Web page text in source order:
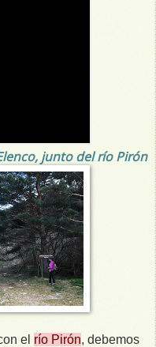
junto del río Pirón
el río Pirón, debemos